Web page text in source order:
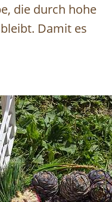
die durch hohe
Damit es